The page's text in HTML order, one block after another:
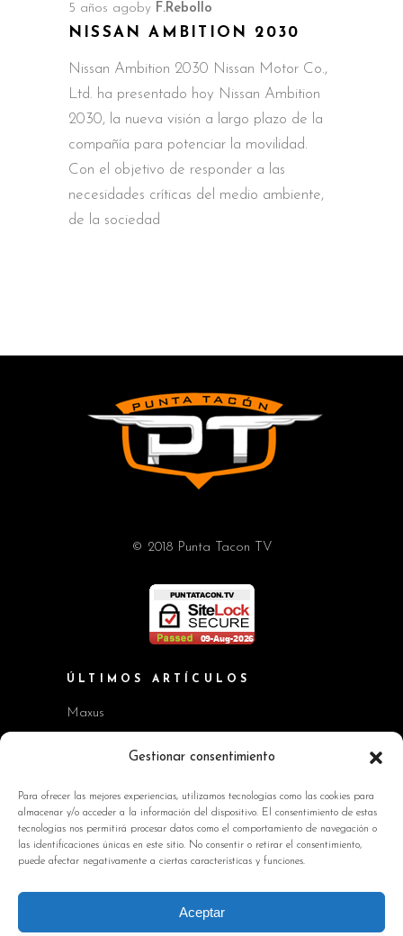
Gestionar consentimiento
Para ofrecer las mejores experiencias, utilizamos tecnologías como las cookies para
almacenar y/o acceder a la información del dispositivo. El consentimiento de estas
tecnologías nos permitirá procesar datos como el comportamiento de navegación o
las identificaciones únicas en este sitio. No consentir o retirar el consentimiento,
puede afectar negativamente a ciertas características y funciones.
Aceptar
5 años ago by F.Rebollo
NISSAN AMBITION 2030
Nissan Ambition 2030 Nissan Motor Co.,
Ltd. ha presentado hoy Nissan Ambition
2030, la nueva visión a largo plazo de la
compañía para potenciar la movilidad.
Con el objetivo de responder a las
necesidades críticas del medio ambiente,
de la sociedad
© 2018 Punta Tacon TV
ÚLTIMOS ARTÍCULOS
Maxus
Workshop BMW Neue Klasse
Kia EV2 y Kia Seltos
Skoda Octavia RS
INFORMACIÓN DE INTERÉS